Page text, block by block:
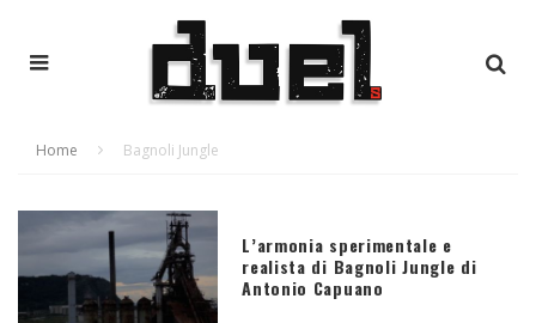
Home Bagnoli Jungle
L’armonia sperimentale e
realista di Bagnoli Jungle di
Antonio Capuano